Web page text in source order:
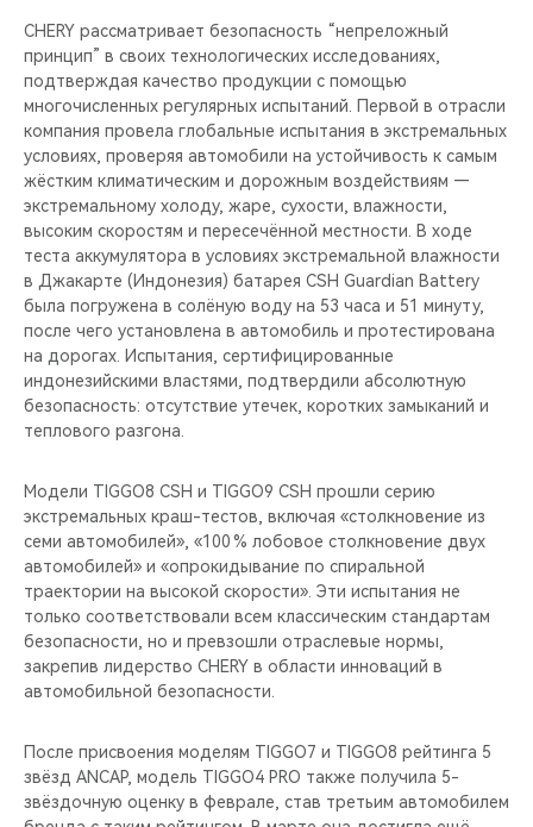
CHERY рассматривает безопасность “непреложный
принцип” в своих технологических исследованиях,
подтверждая качество продукции с помощью
многочисленных регулярных испытаний. Первой в отрасли
компания провела глобальные испытания в экстремальных
условиях, проверяя автомобили на устойчивость к самым
жёстким климатическим и дорожным воздействиям —
экстремальному холоду, жаре, сухости, влажности,
высоким скоростям и пересечённой местности. В ходе
теста аккумулятора в условиях экстремальной влажности
в Джакарте (Индонезия) батарея CSH Guardian Battery
была погружена в солёную воду на 53 часа и 51 минуту,
после чего установлена в автомобиль и протестирована
на дорогах. Испытания, сертифицированные
индонезийскими властями, подтвердили абсолютную
безопасность: отсутствие утечек, коротких замыканий и
теплового разгона.
Модели TIGGO8 CSH и TIGGO9 CSH прошли серию
экстремальных краш-тестов, включая «столкновение из
семи автомобилей», «100 % лобовое столкновение двух
автомобилей» и «опрокидывание по спиральной
траектории на высокой скорости». Эти испытания не
только соответствовали всем классическим стандартам
безопасности, но и превзошли отраслевые нормы,
закрепив лидерство CHERY в области инноваций в
автомобильной безопасности.
После присвоения моделям TIGGO7 и TIGGO8 рейтинга 5
звёзд ANCAP, модель TIGGO4 PRO также получила 5-
звёздочную оценку в феврале, став третьим автомобилем